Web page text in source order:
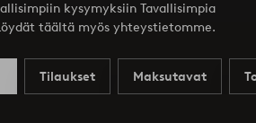
kysymyksiin Tavallisimpia
täältä myös yhteystietomme.
Tilaukset Maksutavat